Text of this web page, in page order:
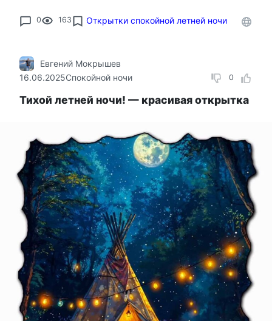
0 163 Открытки спокойной летней ночи
0
Евгений Мокрышев
16.06.2025Спокойной ночи
Тихой летней ночи! — красивая открытка